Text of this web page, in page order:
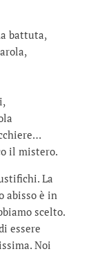
battuta,
il mistero.
La
abisso è in
scelto.
essere
Noi